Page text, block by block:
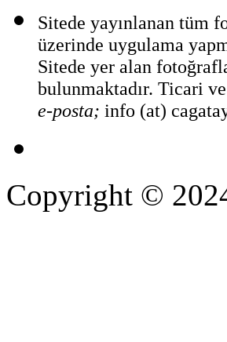
Sitede yayınlanan tüm
üzerinde uygulama
Sitede yer alan
bulunmaktadır. Ticari
e-posta; info (at)
Copyright ©